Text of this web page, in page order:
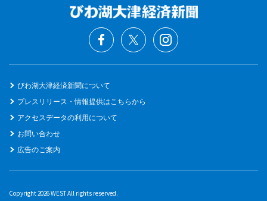
びわ湖大津経済新聞について
プレスリリース・情報提供はこちらから
アクセスデータの利用について
お問い合わせ
広告のご案内
Copyright 2026 WEST All rights reserved.